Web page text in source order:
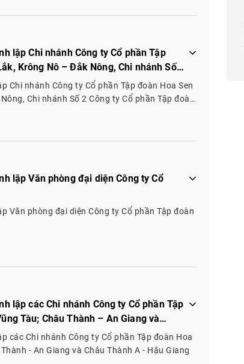
lập Chi nhánh Công ty Cổ phần Tập
Krông Nô – Đắk Nông, Chi nhánh Số
Gia Nghĩa – Đắk Nông, Cam Ranh –
Chi nhánh Công ty Cổ phần Tập đoàn Hoa Sen
Chi nhánh Số 2 Công ty Cổ phần Tập đoàn
- Khánh Hòa
lập Văn phòng đại diện Công ty Cổ
Văn phòng đại diện Công ty Cổ phần Tập đoàn
lập các Chi nhánh Công ty Cổ phần Tập
Tàu; Châu Thành – An Giang và
các Chi nhánh Công ty Cổ phần Tập đoàn Hoa
- An Giang và Châu Thành A - Hậu Giang